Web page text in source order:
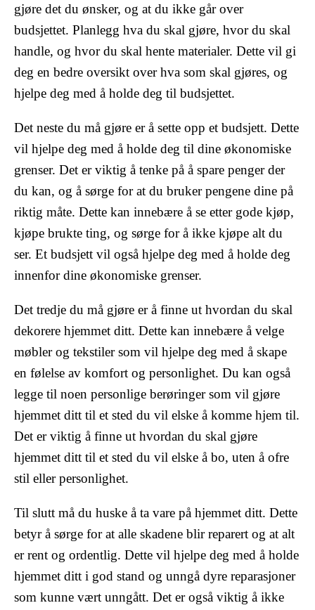
gjøre det du ønsker, og at du ikke går over
budsjettet. Planlegg hva du skal gjøre, hvor du skal
handle, og hvor du skal hente materialer. Dette vil gi
deg en bedre oversikt over hva som skal gjøres, og
hjelpe deg med å holde deg til budsjettet.
Det neste du må gjøre er å sette opp et budsjett. Dette
vil hjelpe deg med å holde deg til dine økonomiske
grenser. Det er viktig å tenke på å spare penger der
du kan, og å sørge for at du bruker pengene dine på
riktig måte. Dette kan innebære å se etter gode kjøp,
kjøpe brukte ting, og sørge for å ikke kjøpe alt du
ser. Et budsjett vil også hjelpe deg med å holde deg
innenfor dine økonomiske grenser.
Det tredje du må gjøre er å finne ut hvordan du skal
dekorere hjemmet ditt. Dette kan innebære å velge
møbler og tekstiler som vil hjelpe deg med å skape
en følelse av komfort og personlighet. Du kan også
legge til noen personlige berøringer som vil gjøre
hjemmet ditt til et sted du vil elske å komme hjem til.
Det er viktig å finne ut hvordan du skal gjøre
hjemmet ditt til et sted du vil elske å bo, uten å ofre
stil eller personlighet.
Til slutt må du huske å ta vare på hjemmet ditt. Dette
betyr å sørge for at alle skadene blir reparert og at alt
er rent og ordentlig. Dette vil hjelpe deg med å holde
hjemmet ditt i god stand og unngå dyre reparasjoner
som kunne vært unngått. Det er også viktig å ikke